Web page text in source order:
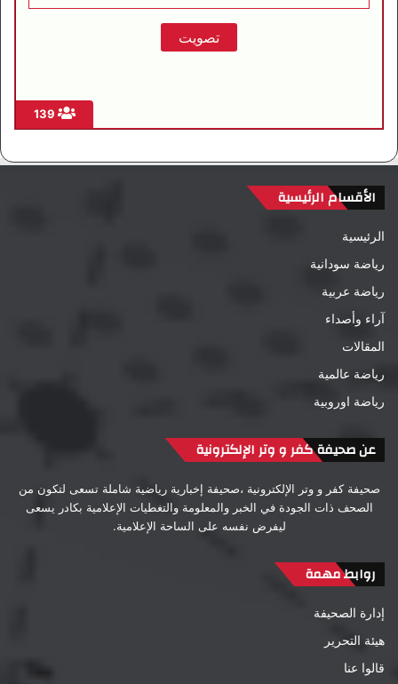
الأقسام الرئيسية
الرئيسية
رياضة سودانية
رياضة عربية
آراء وأصداء
المقالات
رياضة عالمية
رياضة اوروبية
عن صحيفة كفر و وتر الإلكترونية
صحيفة كفر و وتر الإلكترونية ،صحيفة إخبارية رياضية شاملة تسعى لتكون من
الصحف ذات الجودة في الخبر والمعلومة والتغطيات الإعلامية بكادر يسعى
ليفرض نفسه على الساحة الإعلامية.
روابط مهمة
إدارة الصحيفة
هيئة التحرير
قالوا عنا